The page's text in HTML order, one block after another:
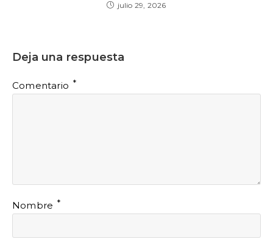
julio 29, 2026
Deja una respuesta
Comentario *
Nombre *